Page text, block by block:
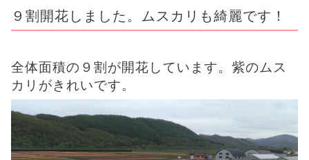
９割開花しました。ムスカリも綺麗です！
全体面積の９割が開花しています。紫のムス
カリがきれいです。